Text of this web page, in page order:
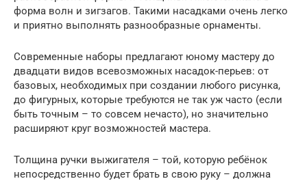
форма волн и зигзагов. Такими насадками очень легко
и приятно выполнять разнообразные орнаменты.
Современные наборы предлагают юному мастеру до
двадцати видов всевозможных насадок-перьев: от
базовых, необходимых при создании любого рисунка,
до фигурных, которые требуются не так уж часто (если
быть точным – то совсем нечасто), но значительно
расширяют круг возможностей мастера.
Толщина ручки выжигателя – той, которую ребёнок
непосредственно будет брать в свою руку – должна